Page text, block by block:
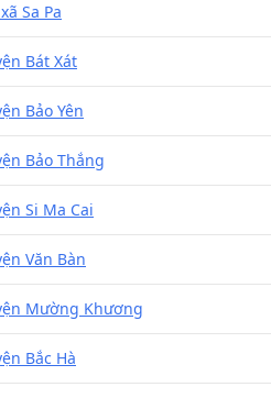
Sa Pa
Bát Xát
Bảo Yên
Bảo Thắng
Si Ma Cai
Văn Bàn
Mường Khương
Bắc Hà